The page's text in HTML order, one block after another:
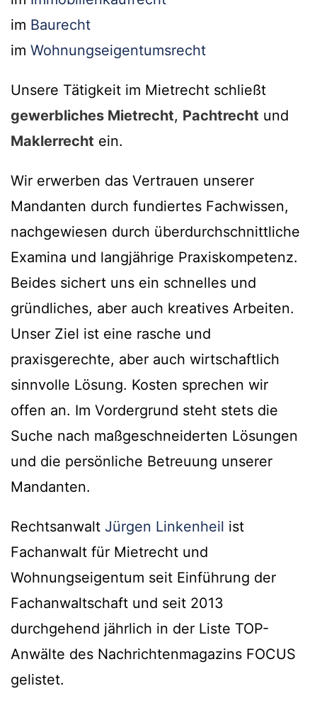
im Baurecht
im Wohnungseigentumsrecht
Unsere Tätigkeit im Mietrecht schließt
gewerbliches Mietrecht, Pachtrecht und
Maklerrecht ein.
Wir erwerben das Vertrauen unserer
Mandanten durch fundiertes Fachwissen,
nachgewiesen durch überdurchschnittliche
Examina und langjährige Praxiskompetenz.
Beides sichert uns ein schnelles und
gründliches, aber auch kreatives Arbeiten.
Unser Ziel ist eine rasche und
praxisgerechte, aber auch wirtschaftlich
sinnvolle Lösung. Kosten sprechen wir
offen an. Im Vordergrund steht stets die
Suche nach maßgeschneiderten Lösungen
und die persönliche Betreuung unserer
Mandanten.
Rechtsanwalt Jürgen Linkenheil ist
Fachanwalt für Mietrecht und
Wohnungseigentum seit Einführung der
Fachanwaltschaft und seit 2013
durchgehend jährlich in der Liste TOP-
Anwälte des Nachrichtenmagazins FOCUS
gelistet.